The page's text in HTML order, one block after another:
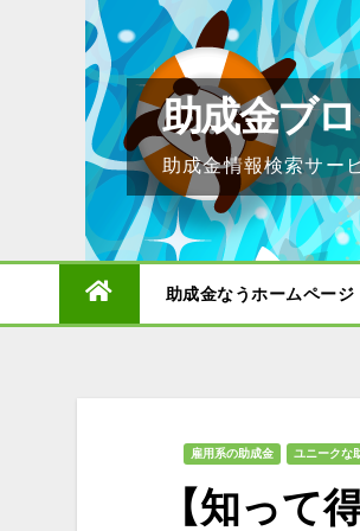
助成金ブ
助成金情報検索サー
助成金なうホームページ
雇用系の助成金 ユニークな
【知って